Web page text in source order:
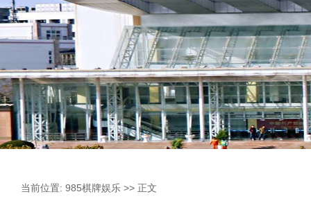
当前位置: 985棋牌娱乐 >> 正文